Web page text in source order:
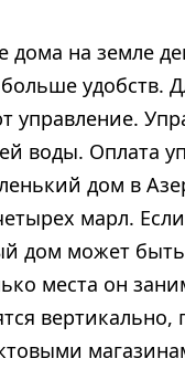
дома на земле
удобств.
управление.
воды. Оплата
дом в
марл.
дом может
места он